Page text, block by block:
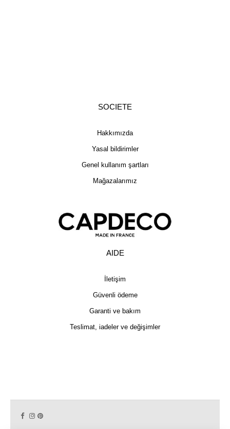
SOCIETE
Hakkımızda
Yasal bildirimler
Genel kullanım şartları
Mağazalarımız
AIDE
İletişim
Güvenli ödeme
Garanti ve bakım
Teslimat, iadeler ve değişimler